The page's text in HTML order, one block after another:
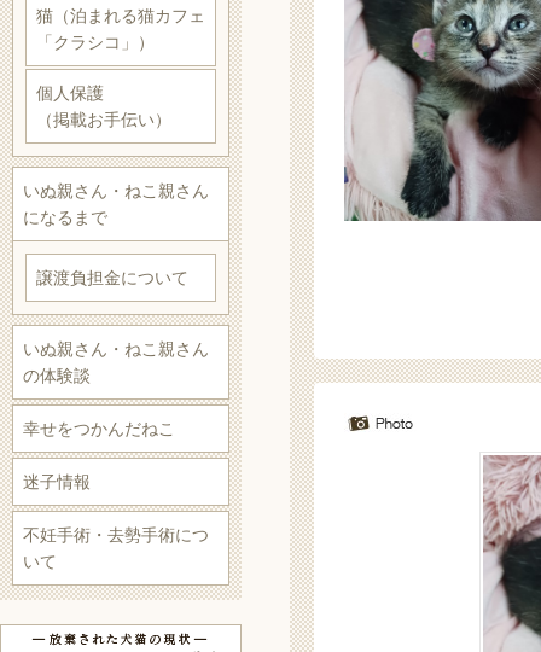
猫（泊まれる猫カフェ
「クラシコ」）
個人保護
（掲載お手伝い）
いぬ親さん・ねこ親さん
になるまで
譲渡負担金について
いぬ親さん・ねこ親さん
の体験談
幸せをつかんだねこ
迷子情報
不妊手術・去勢手術につ
いて